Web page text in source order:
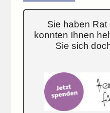
Sie haben
konnten Ihnen
Sie sich